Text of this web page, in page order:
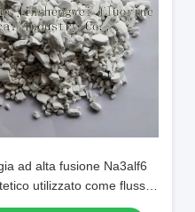
ad alta fusione Na3alf6
utilizzato come flusso
dell'alluminio